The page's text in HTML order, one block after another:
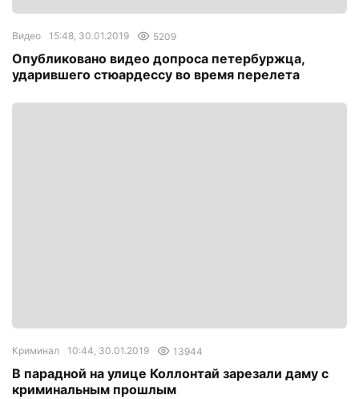
Видео 15:48, 30.01.2019 5209
Опубликовано видео допроса петербуржца,
ударившего стюардессу во время перелета
Криминал 10:44, 30.01.2019 13944
В парадной на улице Коллонтай зарезали даму с
криминальным прошлым